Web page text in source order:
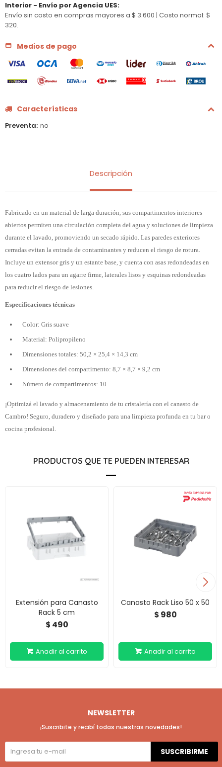
Interior - Envío por Agencia UES:
Envío sin costo en compras mayores a $ 3.600 | Costo normal: $
320.
Medios de pago
Características
Preventa no
Descripción
Fabricado en un material de larga duración, sus compartimentos interiores
abiertos permiten una circulación completa del agua y soluciones de limpieza
durante el lavado, promoviendo un secado rápido. Las paredes exteriores
cerradas evitan la entrada de contaminantes y reducen el riesgo de rotura.
Incluye un extensor gris y un estante base, y cuenta con asas redondeadas en
los cuatro lados para un agarre firme, laterales lisos y esquinas redondeadas
para reducir el riesgo de lesiones.
Especificaciones técnicas
Color: Gris suave
Material: Polipropileno
Dimensiones totales: 50,2 × 25,4 × 14,3 cm
Dimensiones del compartimento: 8,7 × 8,7 × 9,2 cm
Número de compartimentos: 10
¡Optimizá el lavado y almacenamiento de tu cristalería con el canasto de
Cambro! Seguro, duradero y diseñado para una limpieza profunda en tu bar o
cocina profesional.
PRODUCTOS QUE TE PUEDEN INTERESAR
Extensión para Canasto
Rack 5 cm
$ 490
Canasto Rack Liso 50 x 50
$ 980
NEWSLETTER
¡Suscribite y recibí todas nuestras novedades!
SUSCRIBIRME